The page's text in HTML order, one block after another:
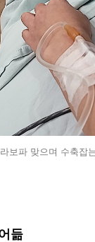
라보파 맞으며 수축잡
듦